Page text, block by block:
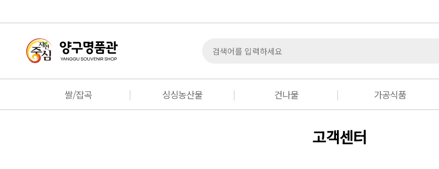
쌀/잡곡 싱싱농산물 건나물 가공식품
고객센터